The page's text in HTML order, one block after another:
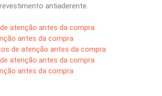
antiaderente.
atenção antes da compra
antes da compra
de atenção antes da compra
atenção antes da compra
antes da compra